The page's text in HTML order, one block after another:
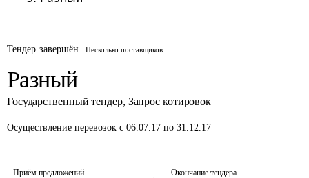
Тендер завершён Несколько поставщиков
Разный
Государственный тендер, Запрос котировок
Осуществление перевозок с 06.07.17 по 31.12.17
Приём предложений
Окончание тендера